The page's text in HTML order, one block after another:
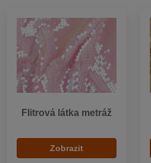
Flitrová látka metráž
Zobrazit